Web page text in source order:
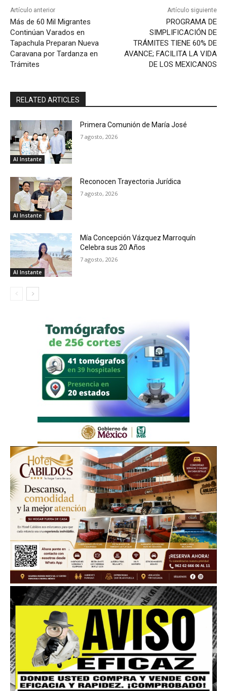
Artículo anterior
Más de 60 Mil Migrantes
Continúan Varados en
Tapachula Preparan Nueva
Caravana por Tardanza en
Trámites
Artículo siguiente
PROGRAMA DE
SIMPLIFICACIÓN DE
TRÁMITES TIENE 60% DE
AVANCE; FACILITA LA VIDA
DE LOS MEXICANOS
RELATED ARTICLES
Al Instante
Primera Comunión de María José
7 agosto, 2026
Al Instante
Reconocen Trayectoria Jurídica
7 agosto, 2026
Al Instante
Mía Concepción Vázquez Marroquín
Celebra sus 20 Años
7 agosto, 2026